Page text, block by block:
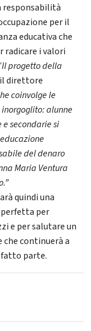
responsabilità
per il
educativa che
radicare i valori
progetto della
direttore
coinvolge le
inorgoglito: alunne
secondarie si
del denaro
Maria Ventura
quindi una
per
e per salutare un
che continuerà a
fatto parte.